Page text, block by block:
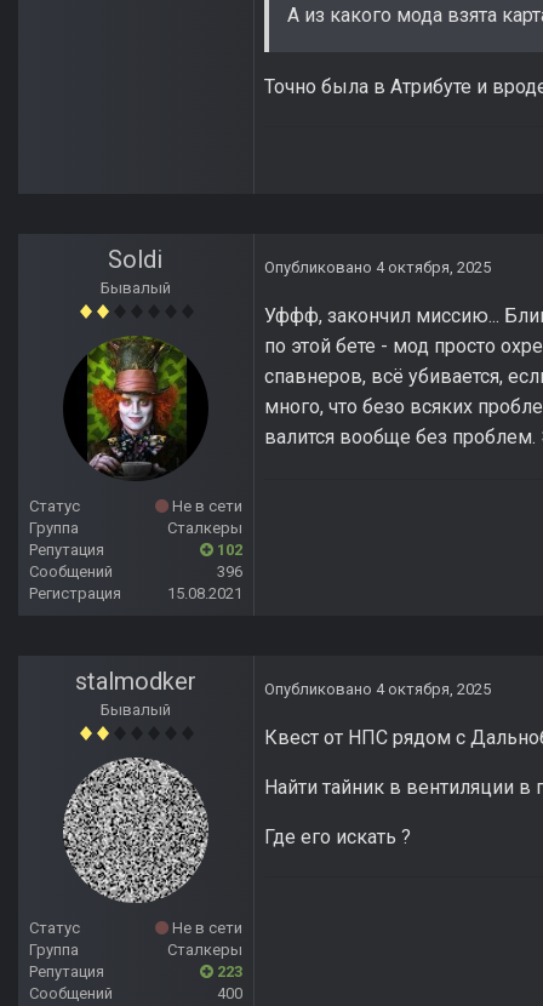
А из какого мода взята
Точно была в Атрибуте и
Soldi
Бывалый
Статус
Не в сети
Группа
Сталкеры
Репутация
102
Сообщений
396
Регистрация
15.08.2021
Опубликовано 4 октября, 2025
Уффф, закончил миссию...
по этой бете - мод просто
спавнеров, всё убивается,
много, что безо всяких
валится вообще без
stalmodker
Бывалый
Статус
Не в сети
Группа
Сталкеры
Репутация
223
Сообщений
400
Опубликовано 4 октября, 2025
Квест от НПС рядом с
Найти тайник в вентиляции
Где его искать ?